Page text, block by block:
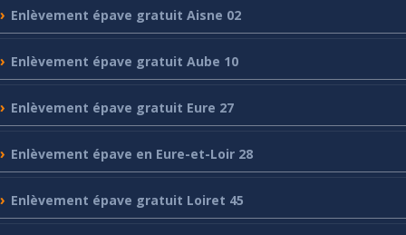
Enlèvement épave gratuit Aisne 02
Enlèvement épave gratuit Aube 10
Enlèvement épave gratuit Eure 27
Enlèvement épave en Eure-et-Loir 28
Enlèvement épave gratuit Loiret 45